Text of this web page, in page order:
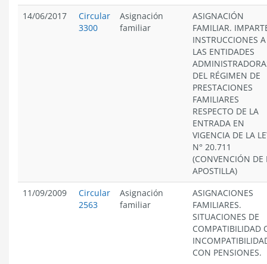
14/06/2017
Circular
3300
Asignación
familiar
ASIGNACIÓN
FAMILIAR.
INSTRUCCIONES A
LAS ENTIDADES
DEL RÉGIMEN DE
PRESTACIONES
FAMILIARES
RESPECTO DE LA
ENTRADA EN
VIGENCIA DE LA
N° 20.711
(CONVENCIÓN DE
APOSTILLA)
11/09/2009
Circular
2563
Asignación
familiar
ASIGNACIONES
FAMILIARES.
SITUACIONES DE
COMPATIBILIDAD
CON PENSIONES.